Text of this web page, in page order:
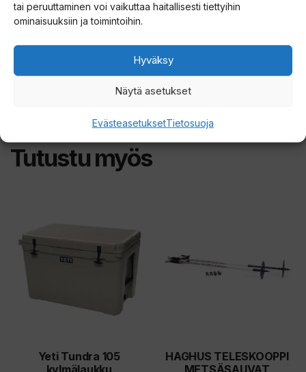
tai peruuttaminen voi vaikuttaa haitallisesti tiettyihin
ominaisuuksiin ja toimintoihin.
Hyväksy
Näytä asetukset
EvästeasetuksetTietosuoja
Vetoaisan leveys (kiinnikkeiden väli): 35cm
Tutustu myös
Yeti Tundra 105
kylmälaukku
on
useampi
muunnelma.
tuotteen
HAGHUS TELESKOOPPI
METSÄSAUVAT